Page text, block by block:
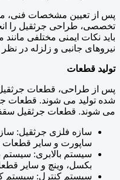
پس از تعیین مشخصات فنی،
تخصصی، طراحی جرثقیل را
باید نکات ایمنی مختلفی
نیروهای جانبی و زلزله در
تولید قطعات
پس از طراحی، قطعات
شده تولید می شوند. قطعات
می شوند. قطعات جرثقیل
سازه فلزی جرثقیل:
ساپورت و سایر
سیستم بالابری: سیستم
بکسل، وینچ و سایر
سیستم کنترل: سیستم